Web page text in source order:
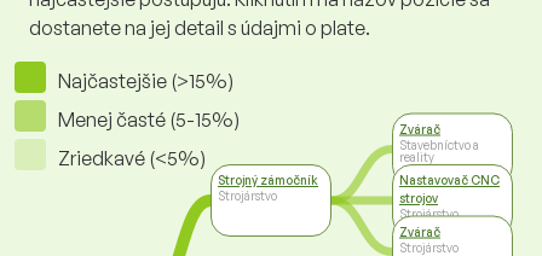
dostanete na jej detail s údajmi o plate.
Najčastejšie (>15%)
Menej časté (5-15%)
Zriedkavé (<5%)
Strojný zámočník
Strojárstvo
Zvárač
Stavebníctvo a
reality
Nastavovač CNC
strojov
Strojárstvo
Zvárač
Strojárstvo